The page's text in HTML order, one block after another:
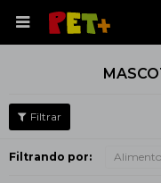

Filtrando por: